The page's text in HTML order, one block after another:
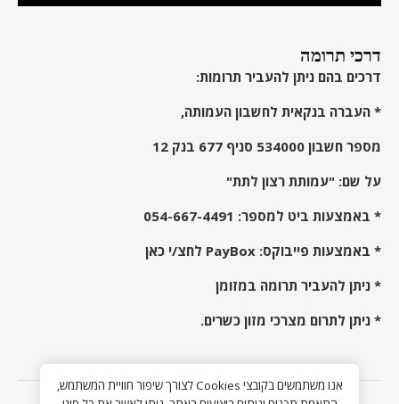
דרכי תרומה
דרכים בהם ניתן להעביר תרומות:
* העברה בנקאית לחשבון העמותה,
מספר חשבון 534000 סניף 677 בנק 12
על שם: "עמותת רצון לתת"
* באמצעות ביט למספר: 054-667-4491
* באמצעות פייבוקס: PayBox לחצ/י כאן
* ניתן להעביר תרומה במזומן
* ניתן לתרום מצרכי מזון כשרים.
אנו משתמשים בקובצי Cookies לצורך שיפור חוויית המשתמש,